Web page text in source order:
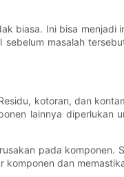
biasa. Ini bisa menjadi
masalah
kotoran, dan
lainnya diperlukan
pada komponen.
dan